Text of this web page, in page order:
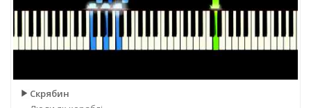
Скрябин